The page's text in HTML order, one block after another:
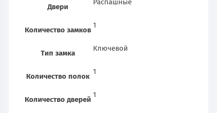
Двери
Распашные
Количество замков
1
Тип замка
Ключевой
Количество полок
1
Количество дверей
1